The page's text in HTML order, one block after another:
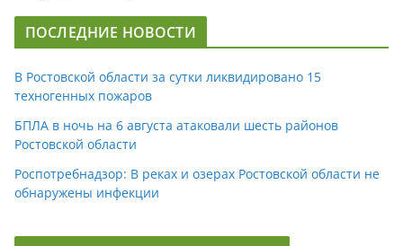
ПОСЛЕДНИЕ НОВОСТИ
В Ростовской области за сутки ликвидировано 15
техногенных пожаров
БПЛА в ночь на 6 августа атаковали шесть районов
Ростовской области
Роспотребнадзор: В реках и озерах Ростовской области не
обнаружены инфекции